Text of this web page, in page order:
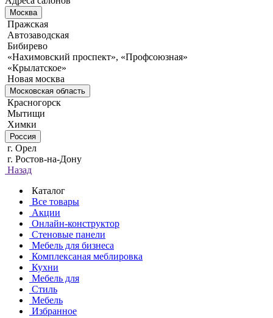
Москва
Пражская
Автозаводская
Бибирево
«Нахимовский проспект», «Профсоюзная»
«Крылатское»
Новая москва
Московская область
Красногорск
Мытищи
Химки
Россия
г. Орел
г. Ростов-на-Дону
Назад
Каталог
Все товары
Акции
Онлайн-конструктор
Стеновые панели
Мебель для бизнеса
Комплексаная меблировка
Кухни
Мебель для
Стиль
Мебель
Избранное